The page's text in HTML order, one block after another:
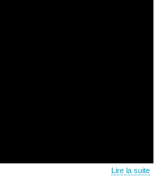
Lire la suite